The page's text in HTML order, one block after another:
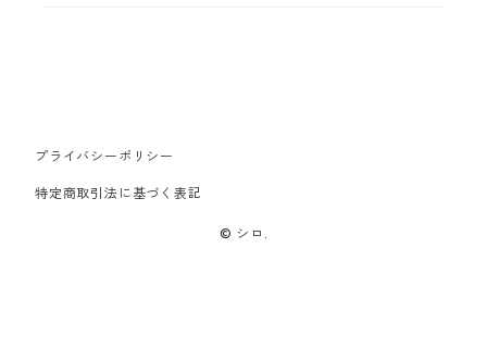
プライバシーポリシー
特定商取引法に基づく表記
© シロ.